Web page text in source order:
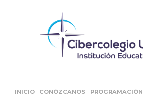
INICIO CONÓZCANOS PROGRAMACIÓN